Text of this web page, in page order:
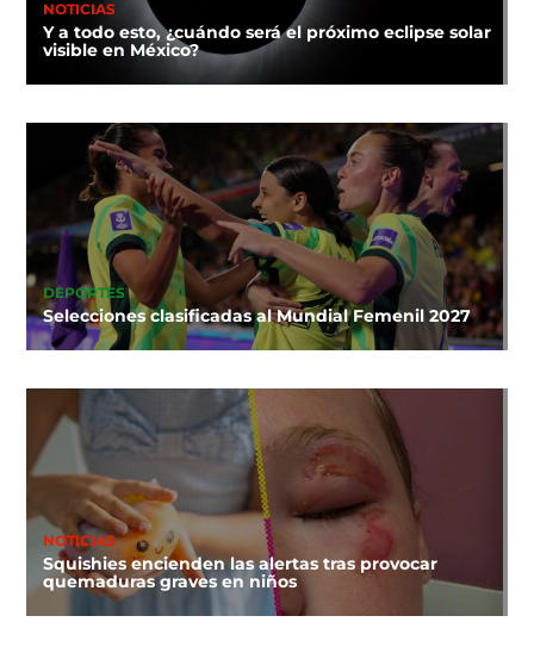
NOTICIAS
Y a todo esto, ¿cuándo será el próximo eclipse solar
visible en México?
DEPORTES
Selecciones clasificadas al Mundial Femenil 2027
NOTICIAS
Squishies encienden las alertas tras provocar
quemaduras graves en niños